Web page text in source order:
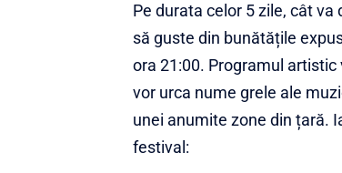
Pe durata celor 5 zile, cât
să guste din bunătățile
ora 21:00. Programul artistic
vor urca nume grele ale
unei anumite zone din țară.
festival: